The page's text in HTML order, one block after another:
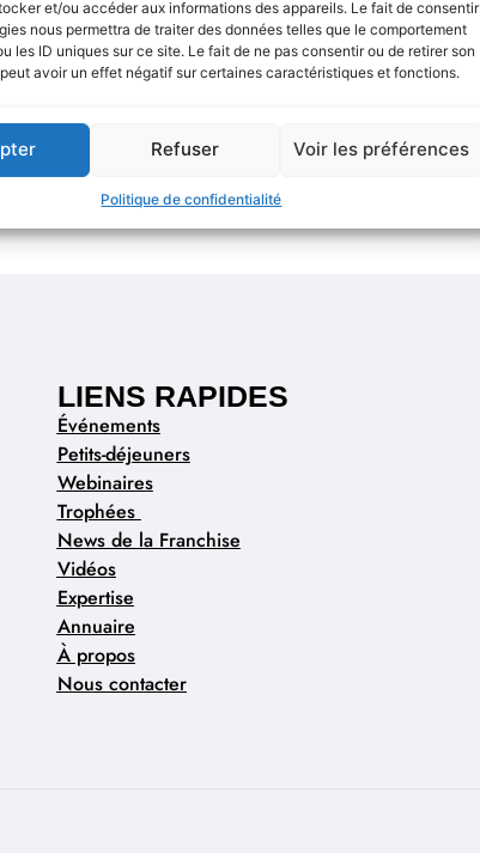
et/ou accéder aux informations des appareils. Le fait de consentir
nous permettra de traiter des données telles que le comportement
les ID uniques sur ce site. Le fait de ne pas consentir ou de retirer son
avoir un effet négatif sur certaines caractéristiques et fonctions.
Refuser Voir les préférences
Politique de confidentialité
LIENS RAPIDES
Événements
Petits-déjeuners
Webinaires
Trophées
News de la Franchise
Vidéos
Expertise
Annuaire
À propos
Nous contacter